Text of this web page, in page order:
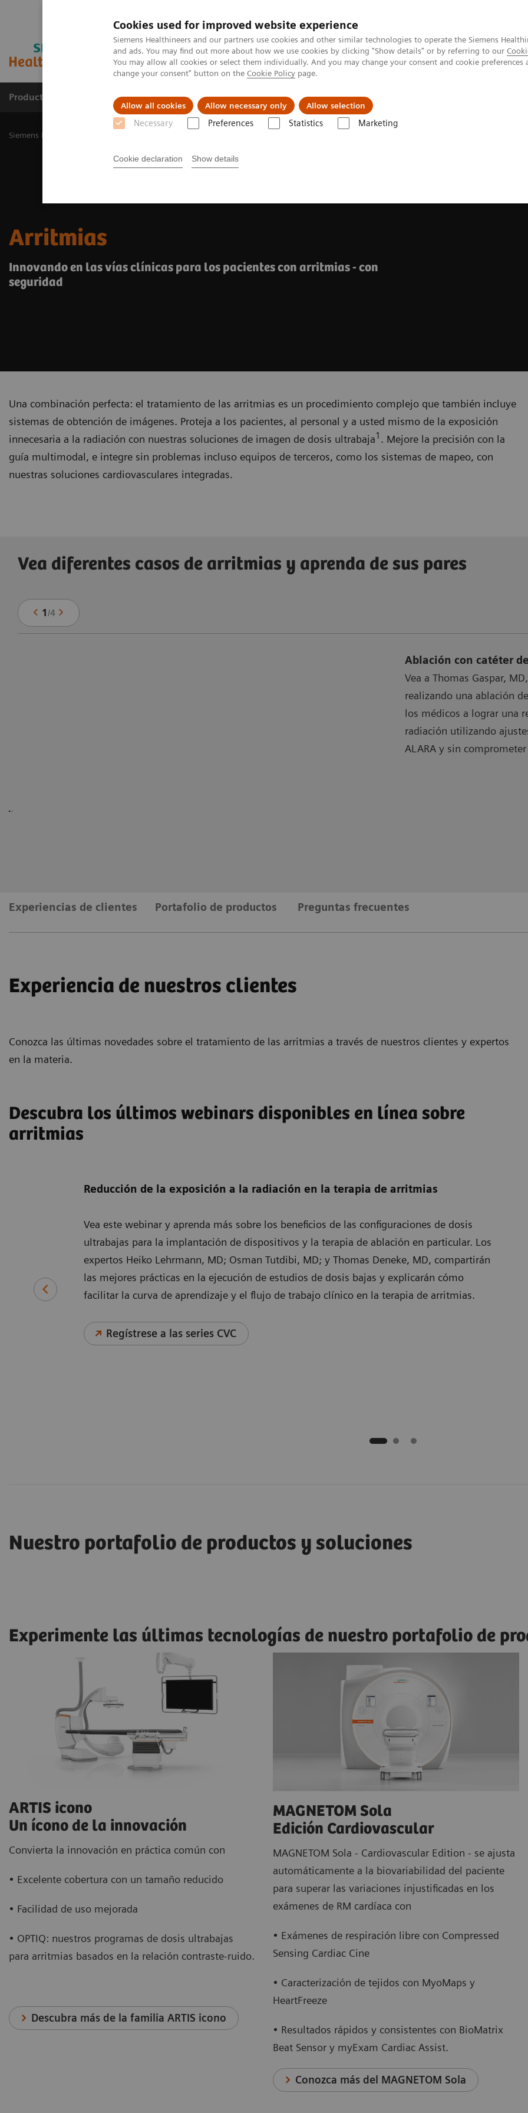
Cookies used for improved website experience
Siemens Healthineers and our partners use cookies and other similar technologies to operate the Siemens
and ads. You may find out more about how we use cookies by clicking "Show details" or by referring to our
You may allow all cookies or select them individually. And you may change your consent and cookie
change your consent" button on the Cookie Policy page.
Allow all cookies Allow necessary only Allow selection
Necessary Preferences Statistics Marketing
Cookie declaration Show details
Productos y servicios Especialidades Clínicas Servicios post venta
Siemens Healthineers Latinoamérica
Arritmias
Innovando en las vías clínicas para los pacientes con arritmias - con
seguridad
Una combinación perfecta: el tratamiento de las arritmias es un procedimiento complejo que también incluye
sistemas de obtención de imágenes. Proteja a los pacientes, al personal y a usted mismo de la exposición
innecesaria a la radiación con nuestras soluciones de imagen de dosis ultrabaja1 . Mejore la precisión con la
guía multimodal, e integre sin problemas incluso equipos de terceros, como los sistemas de mapeo, con
nuestras soluciones cardiovasculares integradas.
Vea diferentes casos de arritmias y aprenda de sus pares
1/4
Ablación con catéter
Vea a Thomas Gaspar,
realizando una ablación
los médicos a lograr una
radiación utilizando
ALARA y sin
Experiencias de clientes Portafolio de productos Preguntas frecuentes
Experiencia de nuestros clientes
Conozca las últimas novedades sobre el tratamiento de las arritmias a través de nuestros clientes y expertos
en la materia.
Descubra los últimos webinars disponibles en línea sobre
arritmias
Reducción de la exposición a la radiación en la terapia de arritmias
Vea este webinar y aprenda más sobre los beneficios de las configuraciones de dosis
ultrabajas para la implantación de dispositivos y la terapia de ablación en particular. Los
expertos Heiko Lehrmann, MD; Osman Tutdibi, MD; y Thomas Deneke, MD, compartirán
las mejores prácticas en la ejecución de estudios de dosis bajas y explicarán cómo
facilitar la curva de aprendizaje y el flujo de trabajo clínico en la terapia de arritmias.
Regístrese a las series CVC
Nuestro portafolio de productos y soluciones
Experimente las últimas tecnologías de nuestro portafolio de
ARTIS icono
Un ícono de la innovación
Convierta la innovación en práctica común con
• Excelente cobertura con un tamaño reducido
• Facilidad de uso mejorada
• OPTIQ: nuestros programas de dosis ultrabajas
para arritmias basados en la relación contraste-ruido.
Descubra más de la familia ARTIS icono
MAGNETOM Sola
Edición Cardiovascular
MAGNETOM Sola - Cardiovascular Edition - se ajusta
automáticamente a la biovariabilidad del paciente
para superar las variaciones injustificadas en los
exámenes de RM cardíaca con
• Exámenes de respiración libre con Compressed
Sensing Cardiac Cine
• Caracterización de tejidos con MyoMaps y
HeartFreeze
• Resultados rápidos y consistentes con BioMatrix
Beat Sensor y myExam Cardiac Assist.
Conozca más del MAGNETOM Sola